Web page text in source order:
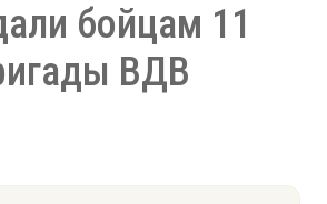
бойцам 11
ВДВ